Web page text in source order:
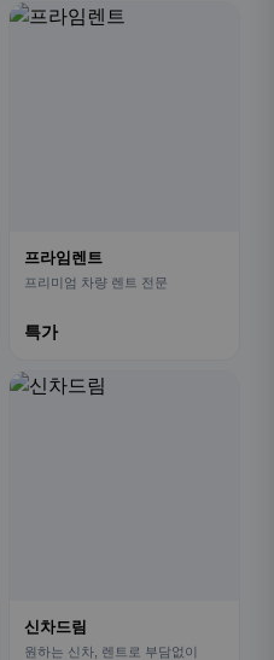
프라임렌트
프리미엄 차량 렌트 전문
특가
신차드림
원하는 신차, 렌트로 부담없이